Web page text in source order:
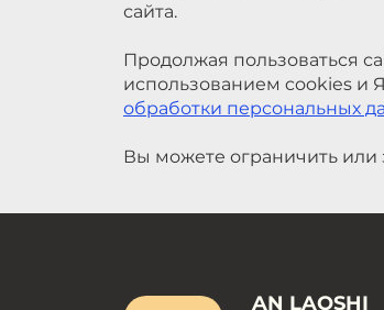
сайта.
Продолжая пользоваться
использованием cookies и
обработки персональных
Вы можете ограничить или
AN LAOSHI